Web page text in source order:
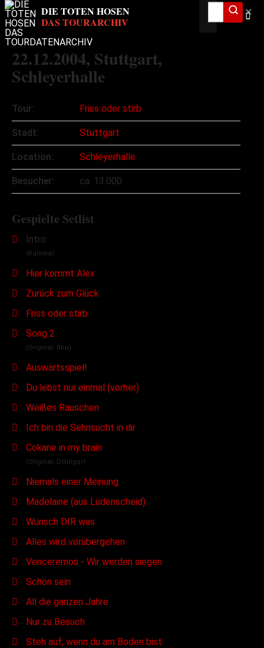
✕
22.12.2004, Stuttgart,
Schleyerhalle
Tour: Friss oder stirb
Stadt: Stuttgart
Location: Schleyerhalle
Besucher: ca. 13.000
Gespielte Setlist
Intro
(Kalinka)
Hier kommt Alex
Zurück zum Glück
Friss oder stirb
Song 2
(Original: Blur)
Auswärtsspiel!
Du lebst nur einmal (vorher)
Weißes Rauschen
Ich bin die Sehnsucht in dir
Cokane in my brain
(Original: Dillinger)
Niemals einer Meinung
Madelaine (aus Lüdenscheid)
Wünsch DIR was
Alles wird vorübergehen
Venceremos - Wir werden siegen
Schön sein
All die ganzen Jahre
Nur zu Besuch
Steh auf, wenn du am Boden bist